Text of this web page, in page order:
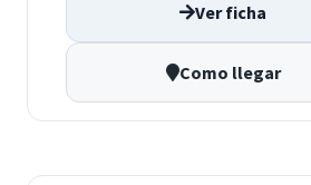
Ver ficha
Como llegar